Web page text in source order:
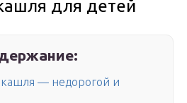
для детей
кашля — недорогой и